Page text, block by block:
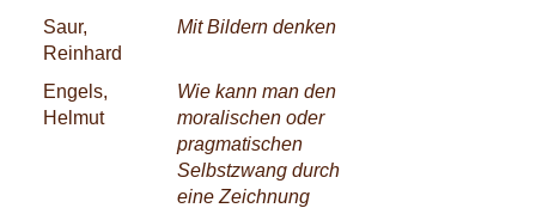
Saur,
Reinhard
Mit Bildern denken
Engels,
Helmut
Wie kann man den
moralischen oder
pragmatischen
Selbstzwang durch
eine Zeichnung